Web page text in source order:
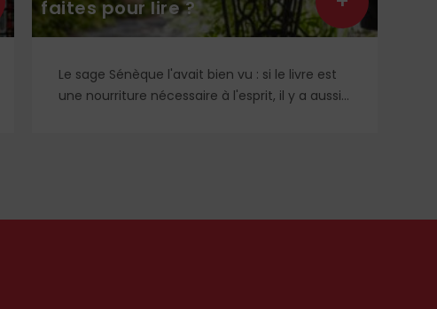
faites pour lire ?
Le sage Sénèque l'avait bien vu : si le livre est
une nourriture nécessaire à l'esprit, il y a aussi